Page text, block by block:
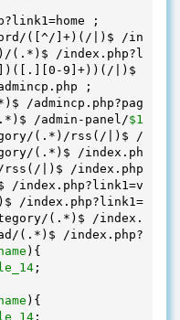
([^/]+)(/|)$ /
(.*)$ /
9]+))(/|)$
/admincp.php?page=
/admin-panel/$1
(.*)/rss(/|)$ /
(.*)$ /
rss(/|)$ /
/
(.*)$ /
(.*)$ /
){
;
){
;